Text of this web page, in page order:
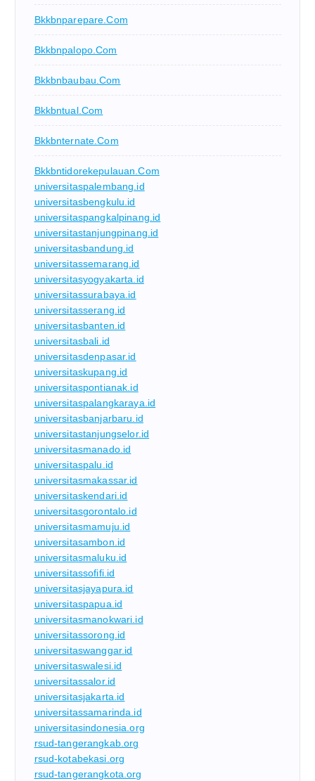
Bkkbnparepare.com
Bkkbnpalopo.com
Bkkbnbaubau.com
Bkkbntual.com
Bkkbnternate.com
Bkkbntidorekepulauan.com
universitaspalembang.id
universitasbengkulu.id
universitaspangkalpinang.id
universitastanjungpinang.id
universitasbandung.id
universitassemarang.id
universitasyogyakarta.id
universitassurabaya.id
universitasserang.id
universitasbanten.id
universitasbali.id
universitasdenpasar.id
universitaskupang.id
universitaspontianak.id
universitaspalangkaraya.id
universitasbanjarbaru.id
universitastanjungselor.id
universitasmanado.id
universitaspalu.id
universitasmakassar.id
universitaskendari.id
universitasgorontalo.id
universitasmamuju.id
universitasambon.id
universitasmaluku.id
universitassofifi.id
universitasjayapura.id
universitaspapua.id
universitasmanokwari.id
universitassorong.id
universitaswanggar.id
universitaswalesi.id
universitassalor.id
universitasjakarta.id
universitassamarinda.id
universitasindonesia.org
rsud-tangerangkab.org
rsud-kotabekasi.org
rsud-tangerangkota.org